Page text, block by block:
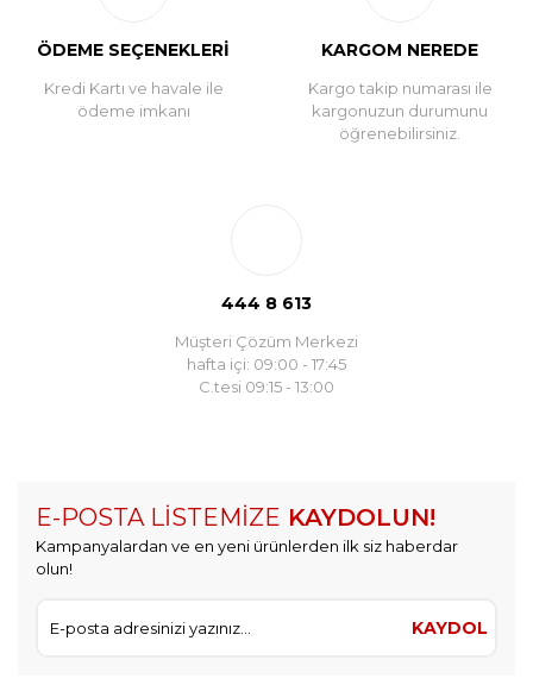
ÖDEME SEÇENEKLERİ
Kredi Kartı ve havale ile
ödeme imkanı
KARGOM NEREDE
Kargo takip numarası ile
kargonuzun durumunu
öğrenebilirsiniz.
444 8 613
Müşteri Çözüm Merkezi
hafta içi: 09:00 - 17:45
C.tesi 09:15 - 13:00
E-POSTA LİSTEMİZE KAYDOLUN!
Kampanyalardan ve en yeni ürünlerden ilk siz haberdar
olun!
KAYDOL